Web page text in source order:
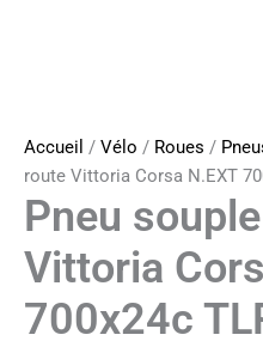
Accueil / Vélo / Roues /
route Vittoria Corsa N.EXT
Pneu
Vittoria
700x24c